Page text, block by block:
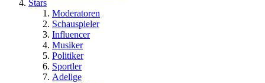
Stars
Moderatoren
Schauspieler
Influencer
Musiker
Politiker
Sportler
Adelige